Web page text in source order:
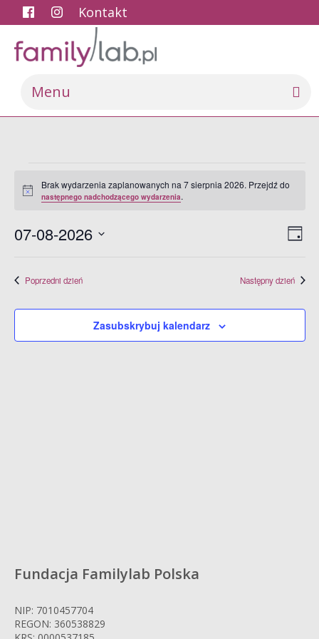
Kontakt
Menu
for
sierpnia
Powiadomienie
Brak wydarzenia zaplanowanych na 7 sierpnia 2026. Przejdź do
następnego nadchodzącego wydarzenia.
Dzień
07-08-2026
Poprzedni dzień Następny dzień
Zasubskrybuj kalendarz
Fundacja Familylab Polska
NIP: 7010457704
REGON: 360538829